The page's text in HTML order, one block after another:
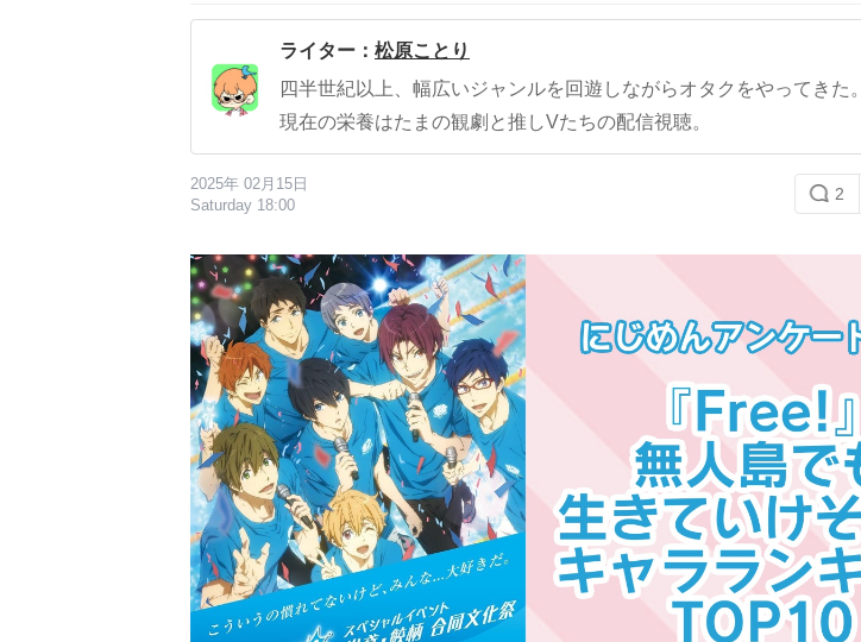
ライター： 松原ことり
四半世紀以上、幅広いジャンルを回遊しながらオタクをやってきた。
現在の栄養はたまの観劇と推しVたちの配信視聴。
2025年 02月15日
Saturday 18:00
2